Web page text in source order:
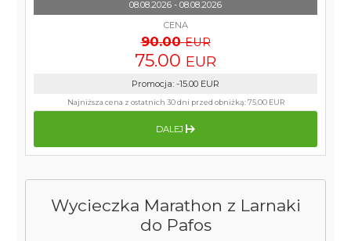
Wycieczka Marathon z Larnaki
do Pafos
08.08.2026 - 08.08.2026
CENA
90.00 EUR
75.00 EUR
Promocja: -15.00 EUR
Najniższa cena z ostatnich 30 dni przed obniżką:75.00 EUR
DALEJ